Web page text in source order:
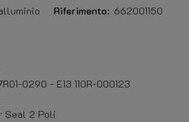
Riferimento: 662001150
0290 - E13 110R-000123
Seal 2 Poli